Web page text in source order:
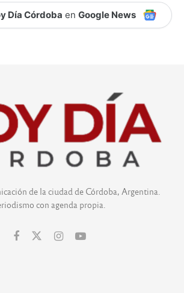
Día Córdoba en Google News
de la ciudad de Córdoba, Argentina.
con agenda propia.